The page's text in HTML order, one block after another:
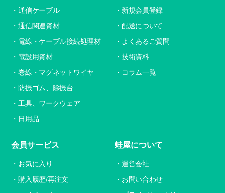
通信ケーブル
通信関連資材
電線・ケーブル接続処理材
電設用資材
巻線・マグネットワイヤ
防振ゴム、除振台
工具、ワークウェア
日用品
新規会員登録
配送について
よくあるご質問
技術資料
コラム一覧
会員サービス
お気に入り
購入履歴/再注文
蛙屋について
運営会社
お問い合わせ